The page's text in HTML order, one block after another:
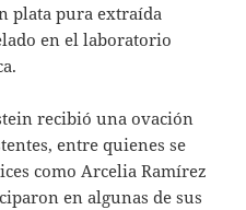
plata pura extraída
en el laboratorio
recibió una ovación
entre quienes se
como Arcelia Ramírez
en algunas de sus